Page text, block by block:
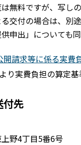
無料ですが、写し
交付の場合は、別
申出」についても
開請求等に係る実費
り実費負担の算定
付先
野4丁目5番6号